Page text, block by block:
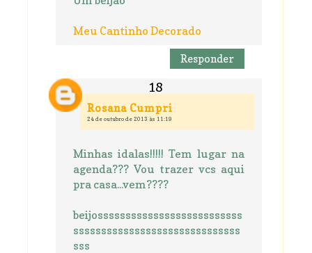
Meu Cantinho Decorado
Responder
Rosana Cumpri
24 de outubro de 2013 às 11:19
Minhas idalas!!!!! Tem lugar na
agenda??? Vou trazer vcs aqui
pra casa...vem????
beijossssssssssssssssssssssssss
ssssssssssssssssssssssssssssss
sss